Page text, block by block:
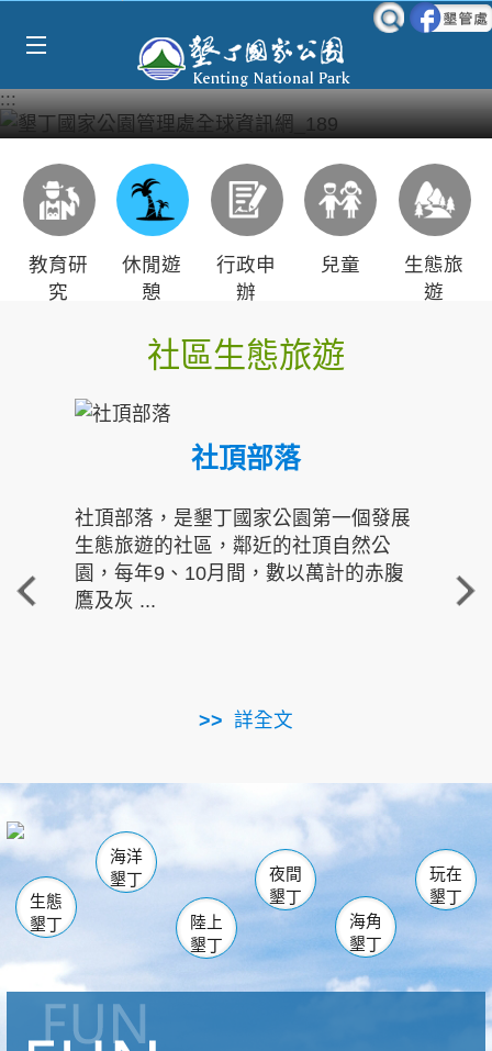
:::
教育研
究
休閒遊
憩
行政申
辦
兒童
生態旅
遊
社區生態旅遊
社頂部落
社頂部落，是墾丁國家公園第一個發展
生態旅遊的社區，鄰近的社頂自然公
園，每年9、10月間，數以萬計的赤腹
鷹及灰 ...
詳全文
重
走進
南仁湖
海生館
恆春 佳樂水
龍鑾潭自然中心 森林遊樂區
瓊麻館
關山 墾管處遊客中心
社頂公園 風吹沙
船帆石
白砂 龍磐公園
香蕉灣
砂島
鵝鑾鼻
生態
墾丁
海洋
墾丁
陸上
墾丁
夜間
墾丁
海角
墾丁
玩在
墾丁